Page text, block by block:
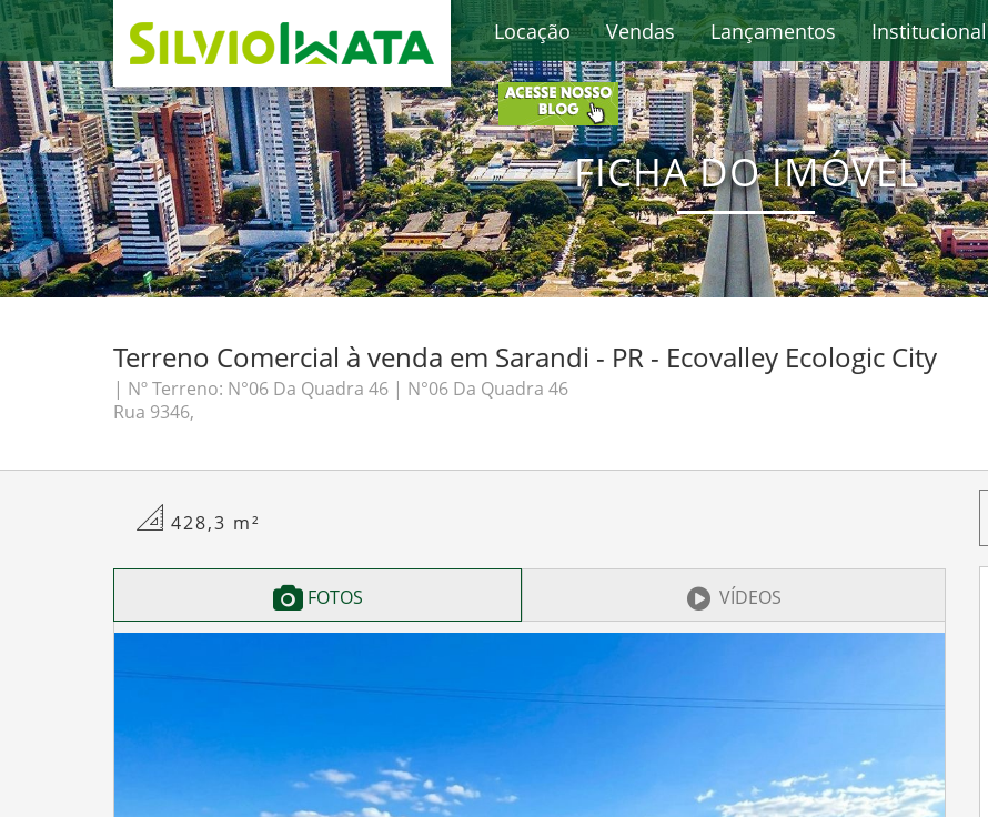
Locação Vendas Lançamentos Institucional
FICHA DO IMÓVEL
Terreno Comercial à venda em Sarandi - PR - Ecovalley Ecologic City
| Nº Terreno: N°06 Da Quadra 46 | N°06 Da Quadra 46
Rua 9346,
428,3 m²
FOTOS VÍDEOS